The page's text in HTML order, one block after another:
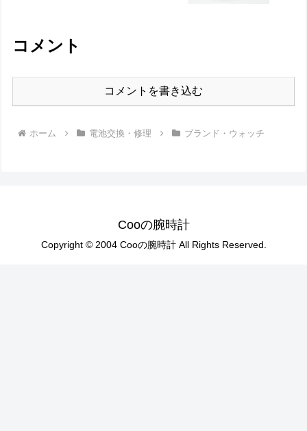
コメント
コメントを書き込む
ホーム 電池交換・修理 ブランド・ウォッチ
Cooの腕時計
Copyright © 2004 Cooの腕時計 All Rights Reserved.